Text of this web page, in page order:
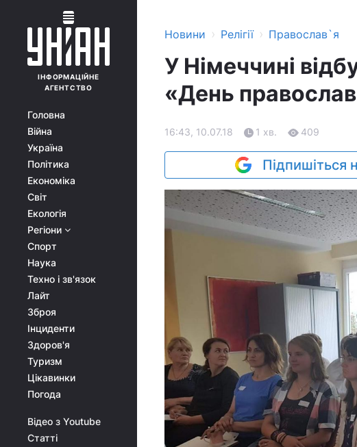
ІНФОРМАЦІЙНЕ
АГЕНТСТВО
Головна
Війна
Україна
Політика
Економіка
Світ
Екологія
Регіони
Спорт
Наука
Техно і зв'язок
Лайт
Зброя
Інциденти
Здоров'я
Туризм
Цікавинки
Погода
Відео з Youtube
Статті
Новини › Релігії › Православ`я
У Німеччині
«День
16:43, 10.07.18 1 хв. 409
Підпишіться